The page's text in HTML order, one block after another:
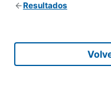
Resultados